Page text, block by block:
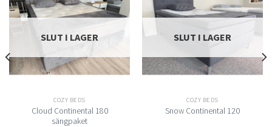
Lägg
till i
SLUT I LAGER
COZY BEDS
Cloud Continental 180
sängpaket
Lägg
SLUT I LAGER
COZY BEDS
Snow Continental 120